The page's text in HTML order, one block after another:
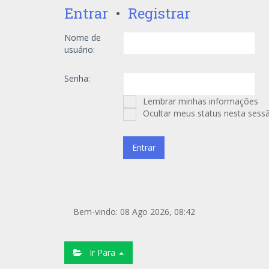
Entrar • Registrar
Nome de
usuário:
Senha:
Lembrar minhas informações
Ocultar meus status nesta
Bem-vindo: 08 Ago 2026, 08:42
Ir Para